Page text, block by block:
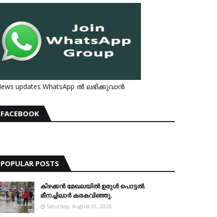
updates WhatsApp ൽ ലഭിക്കുവാൻ
FACEBOOK
POPULAR POSTS
കിഴക്കന്‍ മേഖലയില്‍ ഉരുള്‍ പൊട്ടല്‍.
മീനച്ചിലാര്‍ കരകവിഞ്ഞു.
Saturday, August 01, 2026